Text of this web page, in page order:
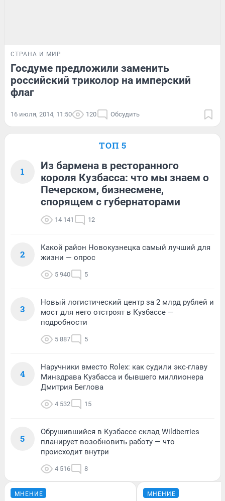
СТРАНА И МИР
Госдуме предложили заменить
российский триколор на имперский
флаг
16 июля, 2014, 11:50 120 Обсудить
ТОП 5
1
Из бармена в ресторанного
короля Кузбасса: что мы знаем о
Печерском, бизнесмене,
спорящем с губернаторами
14 141 12
2
Какой район Новокузнецка самый лучший для
жизни — опрос
5 940 5
3
Новый логистический центр за 2 млрд рублей и
мост для него отстроят в Кузбассе —
подробности
5 887 5
4
Наручники вместо Rolex: как судили экс-главу
Минздрава Кузбасса и бывшего миллионера
Дмитрия Беглова
4 532 15
5
Обрушившийся в Кузбассе склад Wildberries
планирует возобновить работу — что
происходит внутри
4 516 8
МНЕНИЕ МНЕНИЕ